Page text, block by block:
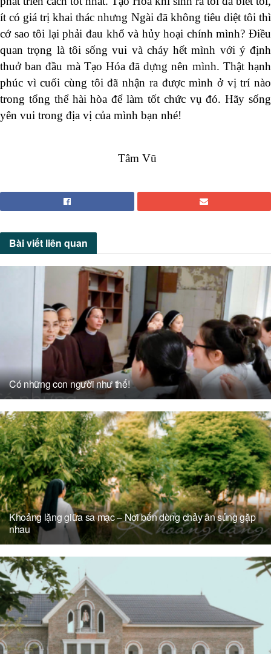
ít có giá trị khai thác nhưng Ngài đã không tiêu diệt tôi thì
cớ sao tôi lại phải đau khổ và hủy hoại chính mình? Điều
quan trọng là tôi sống vui và cháy hết mình với ý định
thuở ban đầu mà Tạo Hóa đã dựng nên mình. Thật hạnh
phúc vì cuối cùng tôi đã nhận ra được mình ở vị trí nào
trong tổng thể hài hòa để làm tốt chức vụ đó. Hãy sống
yên vui trong địa vị của mình bạn nhé!
Tâm Vũ
Bài viết liên quan
Có những con người như thế!
Khoảng lặng giữa sa mạc – Nơi bốn dòng chảy ân sủng gặp
nhau